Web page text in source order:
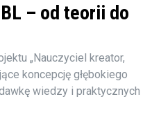
– od teorii do
„Nauczyciel kreator,
koncepcję głębokiego
wiedzy i praktycznych